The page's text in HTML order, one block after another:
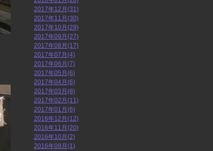
2017年12月(31)
2017年11月(30)
2017年10月(29)
2017年09月(27)
2017年08月(17)
2017年07月(4)
2017年06月(7)
2017年05月(6)
2017年04月(6)
2017年03月(8)
2017年02月(11)
2017年01月(6)
2016年12月(12)
2016年11月(20)
2016年10月(2)
2016年09月(1)